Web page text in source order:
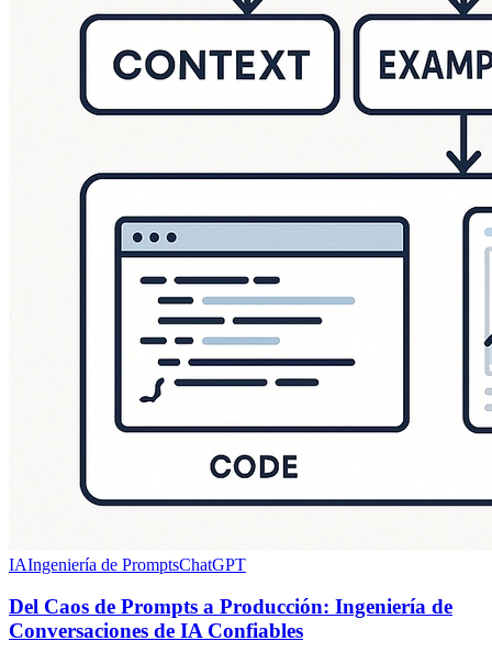
IAIngeniería de PromptsChatGPT
Del Caos de Prompts a Producción: Ingeniería de
Conversaciones de IA Confiables